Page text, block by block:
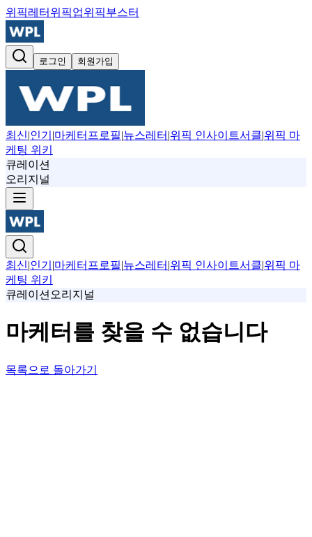
위픽레터 위픽업위픽부스터
로그인 회원가입
최신|인기 |마케터프로필|뉴스레터 |위픽 인사이트서클|위픽 마
케팅 위키
큐레이션
오리지널
최신|인기 |마케터프로필|뉴스레터 |위픽 인사이트서클|위픽 마
케팅 위키
큐레이션 오리지널
마케터를 찾을 수 없습니다
목록으로 돌아가기